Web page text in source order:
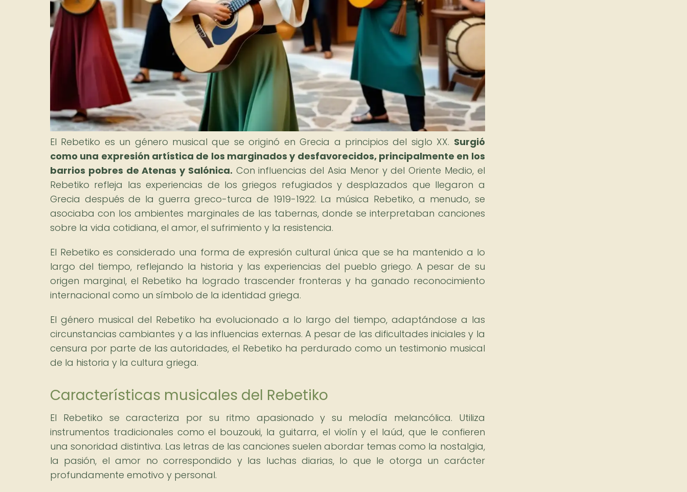
El Rebetiko es un género musical que se originó en Grecia a principios del siglo XX. Surgió
como una expresión artística de los marginados y desfavorecidos, principalmente en los
barrios pobres de Atenas y Salónica. Con influencias del Asia Menor y del Oriente Medio, el
Rebetiko refleja las experiencias de los griegos refugiados y desplazados que llegaron a
Grecia después de la guerra greco-turca de 1919-1922. La música Rebetiko, a menudo, se
asociaba con los ambientes marginales de las tabernas, donde se interpretaban canciones
sobre la vida cotidiana, el amor, el sufrimiento y la resistencia.
El Rebetiko es considerado una forma de expresión cultural única que se ha mantenido a lo
largo del tiempo, reflejando la historia y las experiencias del pueblo griego. A pesar de su
origen marginal, el Rebetiko ha logrado trascender fronteras y ha ganado reconocimiento
internacional como un símbolo de la identidad griega.
El género musical del Rebetiko ha evolucionado a lo largo del tiempo, adaptándose a las
circunstancias cambiantes y a las influencias externas. A pesar de las dificultades iniciales y la
censura por parte de las autoridades, el Rebetiko ha perdurado como un testimonio musical
de la historia y la cultura griega.
Características musicales del Rebetiko
El Rebetiko se caracteriza por su ritmo apasionado y su melodía melancólica. Utiliza
instrumentos tradicionales como el bouzouki, la guitarra, el violín y el laúd, que le confieren
una sonoridad distintiva. Las letras de las canciones suelen abordar temas como la nostalgia,
la pasión, el amor no correspondido y las luchas diarias, lo que le otorga un carácter
profundamente emotivo y personal.